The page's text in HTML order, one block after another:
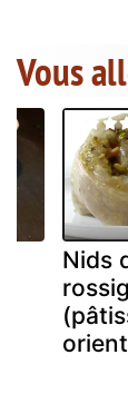
Vous
Nids